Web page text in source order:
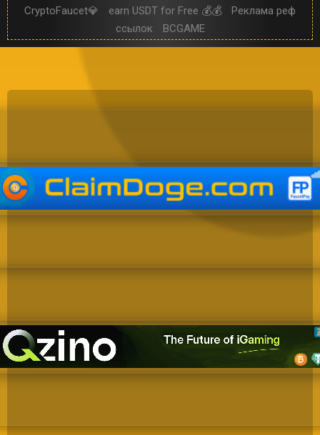
CryptoFaucet💎
earn USDT for Free 💰💰
Реклама реф
ссылок
BCGAME